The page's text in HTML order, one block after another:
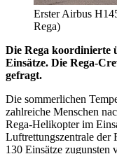
Erster Airbus
Rega)
Die Rega koordinierte
Einsätze. Die Rega-
gefragt.
Die sommerlichen
zahlreiche Menschen
Rega-Helikopter im
Luftrettungszentrale der
130 Einsätze zugunsten